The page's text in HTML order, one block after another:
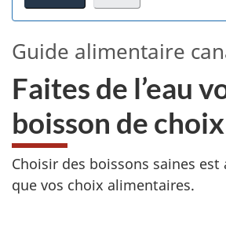
au
je
veux
pas
participer
au
sondage
du
web,
.
Guide alimentaire
Faites de l’eau
boisson de choix
Choisir des boissons saines
que vos choix alimentaires.